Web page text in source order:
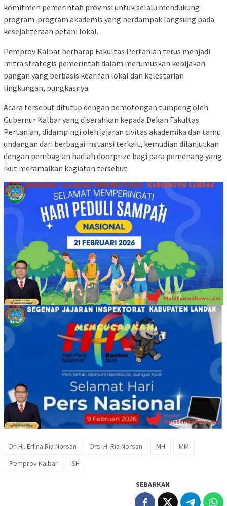
komitmen pemerintah provinsi untuk selalu mendukung
program-program akademis yang berdampak langsung pada
kesejahteraan petani lokal.
Pemprov Kalbar berharap Fakultas Pertanian terus menjadi
mitra strategis pemerintah dalam merumuskan kebijakan
pangan yang berbasis kearifan lokal dan kelestarian
lingkungan, pungkasnya.
​Acara tersebut ditutup dengan pemotongan tumpeng oleh
Gubernur Kalbar yang diserahkan kepada Dekan Fakultas
Pertanian, didampingi oleh jajaran civitas akademika dan tamu
undangan dari berbagai instansi terkait, kemudian dilanjutkan
dengan pembagian hadiah doorprize bagi para pemenang yang
ikut meramaikan kegiatan tersebut.
Dr. Hj. Erlina Ria Norsan Drs. H. Ria Norsan MH
MM
Pemprov Kalbar
SH
SEBARKAN